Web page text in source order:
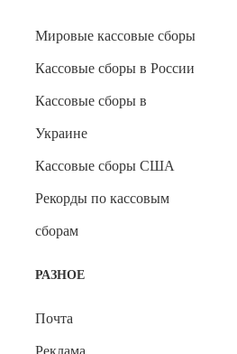
Мировые кассовые сборы
Кассовые сборы в России
Кассовые сборы в
Украине
Кассовые сборы США
Рекорды по кассовым
сборам
РАЗНОЕ
Почта
Реклама